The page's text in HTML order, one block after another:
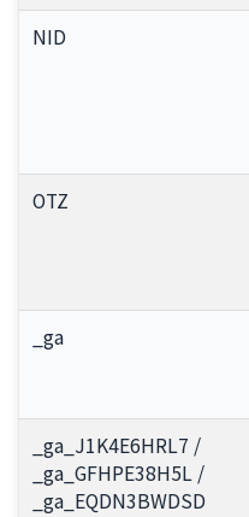
NID
OTZ
_ga
_ga_J1K4E6HRL7 /
_ga_GFHPE38H5L /
_ga_EQDN3BWDSD